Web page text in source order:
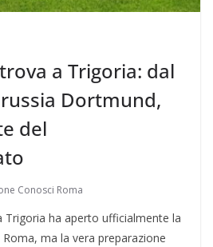
a Trigoria: dal
Dortmund,
del
Conosci Roma
Trigoria ha aperto ufficialmente la
ma la vera preparazione